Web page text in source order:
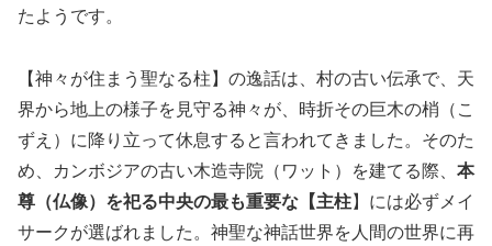
たようです。
【神々が住まう聖なる柱】の逸話は、村の古い伝承で、天
界から地上の様子を見守る神々が、時折その巨木の梢（こ
ずえ）に降り立って休息すると言われてきました。そのた
め、カンボジアの古い木造寺院（ワット）を建てる際、 本
尊（仏像）を祀る中央の最も重要な【主柱】には必ずメイ
サークが選ばれました。神聖な神話世界を人間の世界に再